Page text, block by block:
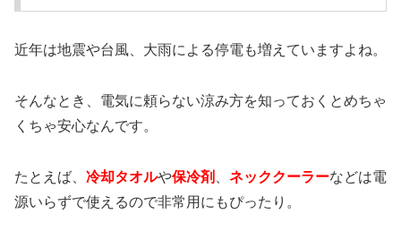
近年は地震や台風、大雨による停電も増えていますよね。
そんなとき、電気に頼らない涼み方を知っておくとめちゃ
くちゃ安心なんです。
たとえば、 冷却タオルや保冷剤 ネッククーラーなどは電
源いらずで使えるので非常用にもぴったり。